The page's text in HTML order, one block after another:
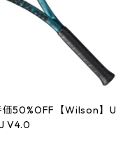
50%OFF【Wilson】U
V4.0